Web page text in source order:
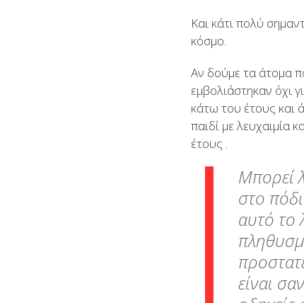
Και κάτι πολύ
κόσμο.
Αν δούμε τα άτομα
εμβολιάστηκαν όχι
κάτω του έτους και
παιδί με λευχαιμία
έτους .
Μπορεί
στο
αυτό το
είναι